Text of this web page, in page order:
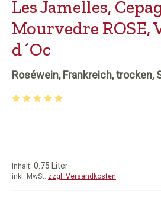
Les Jamelles,
Mourvedre ROSE,
d´Oc
Roséwein, Frankreich, trocken,
Inhalt: 0.75 Liter
inkl. MwSt. zzgl. Versandkosten